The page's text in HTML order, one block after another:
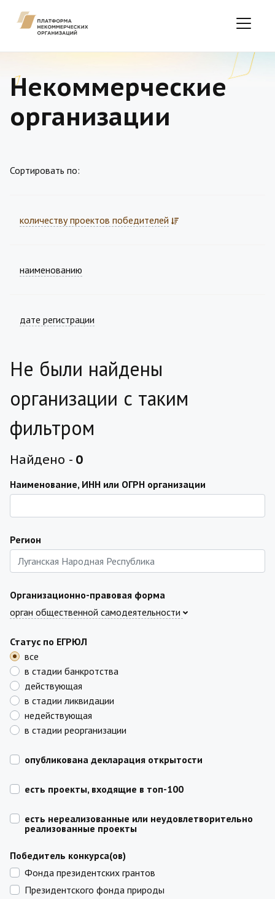
Некоммерческие
организации
Сортировать по:
количеству проектов победителей
наименованию
дате регистрации
Не были найдены
организации с таким
фильтром
Найдено - 0
Наименование, ИНН или ОГРН организации
Регион
Организационно-правовая форма
орган общественной самодеятельности
Статус по ЕГРЮЛ
все
в стадии банкротства
действующая
в стадии ликвидации
недействующая
в стадии реорганизации
опубликована декларация открытости
есть проекты, входящие в топ-100
есть нереализованные или неудовлетворительно
реализованные проекты
Победитель конкурса(ов)
Фонда президентских грантов
Президентского фонда природы